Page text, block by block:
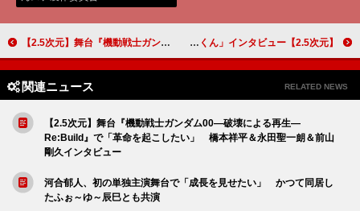
【2.5次元】舞台『機動戦士ガンダム00—破壊による再生—Re:Build』で「革命を起こしたい」 橋本祥平＆永田聖一朗＆前山剛久インタビュー 【2.5次元】黒羽麻璃央、ドラマ初主演に「気付いていなかったことでリラックスして臨めた」 「広告会社、男子寮のおかずくん」インタビュー
関連ニュース RELATED NEWS
【2.5次元】舞台『機動戦士ガンダム00—破壊による再生—
Re:Build』で「革命を起こしたい」 橋本祥平＆永田聖一朗＆前山
剛久インタビュー
河合郁人、初の単独主演舞台で「成長を見せたい」 かつて同居し
たふぉ～ゆ～辰巳とも共演